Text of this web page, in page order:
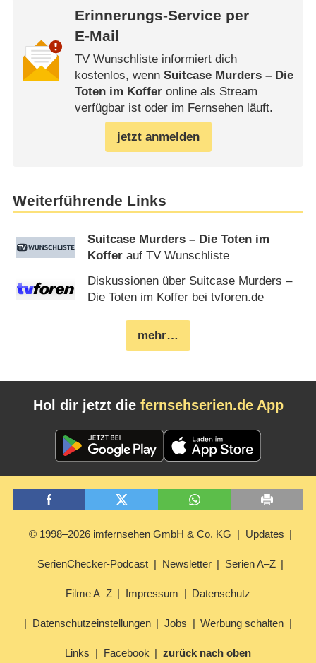
Erinnerungs-Service per
E-Mail
TV Wunschliste informiert dich
kostenlos, wenn Suitcase Murders – Die
Toten im Kofferonline als Stream
verfügbar ist oder im Fernsehen läuft.
jetzt anmelden
Weiterführende Links
Suitcase Murders – Die Toten im
Koffer auf TV Wunschliste
Diskussionen über Suitcase Murders –
Die Toten im Koffer bei tvforen.de
mehr…
Hol dir jetzt die fernsehserien.de App
© 1998–2026 imfernsehen GmbH & Co. KG Updates
SerienChecker-Podcast Newsletter Serien A–Z
Filme A–Z Impressum Datenschutz
Datenschutzeinstellungen Jobs Werbung schalten
Links Facebook zurück nach oben